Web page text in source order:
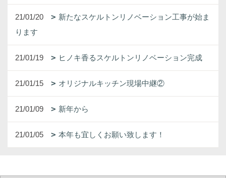
21/01/20
新たなスケルトンリノベーション工事が始ま
ります
21/01/19 ヒノキ香るスケルトンリノベーション完成
21/01/15 オリジナルキッチン現場中継②
21/01/09 新年から
21/01/05 本年も宜しくお願い致します！